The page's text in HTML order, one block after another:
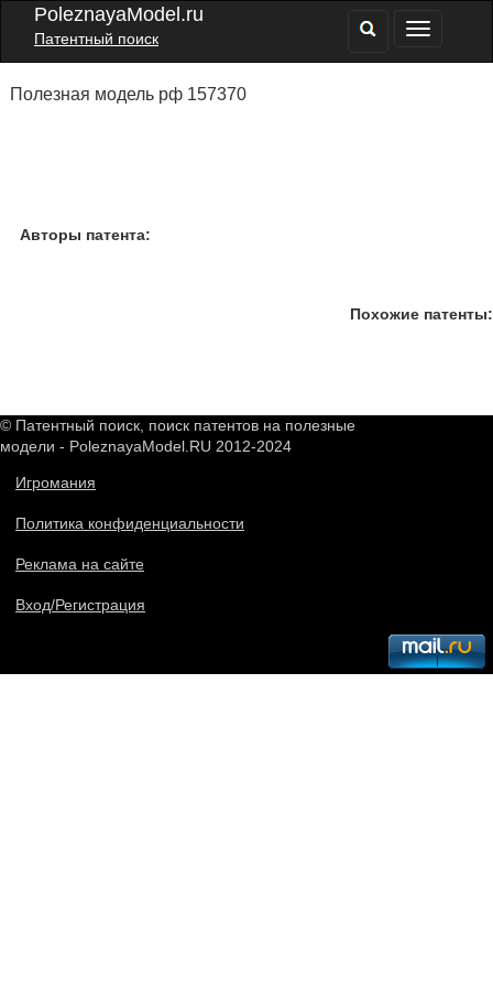
PoleznayaModel.ru
Патентный поиск
Полезная модель рф 157370
Авторы патента:
Похожие патенты:
© Патентный поиск, поиск патентов на полезные
модели - PoleznayaModel.RU 2012-2024
Игромания
Политика конфиденциальности
Реклама на сайте
Вход/Регистрация